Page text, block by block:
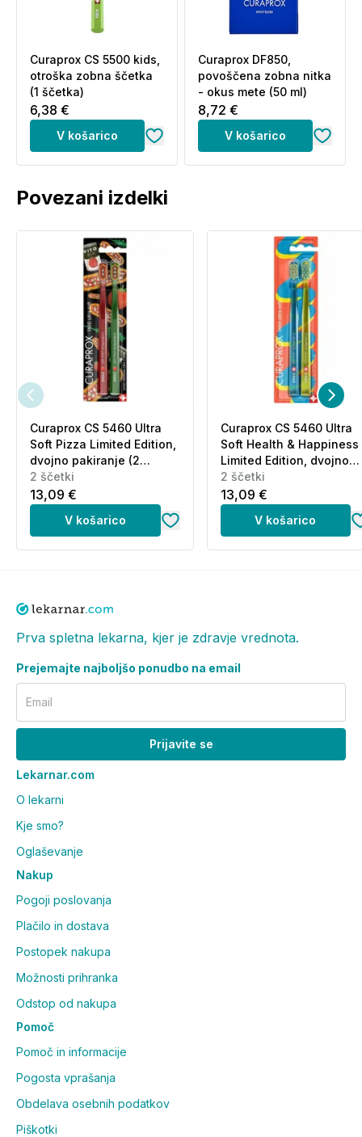
Curaprox CS 5500 kids,
otroška zobna ščetka
(1 ščetka)
6,38 €
V košarico
Curaprox DF850,
povoščena zobna nitka
- okus mete (50 ml)
8,72 €
V košarico
Povezani izdelki
Curaprox CS 5460 Ultra
Soft Pizza Limited Edition,
dvojno pakiranje (2
ščetki)
2 ščetki
13,09 €
V košarico
Curaprox CS 5460 Ultra
Soft Health & Happiness
Limited Edition, dvojno
pakiranje (2 ščetki)
2 ščetki
13,09 €
V košarico
Prva spletna lekarna, kjer je zdravje vrednota.
Prejemajte najboljšo ponudbo na email
Email
Prijavite se
Lekarnar.com
O lekarni
Kje smo?
Oglaševanje
Nakup
Pogoji poslovanja
Plačilo in dostava
Postopek nakupa
Možnosti prihranka
Odstop od nakupa
Pomoč
Pomoč in informacije
Pogosta vprašanja
Obdelava osebnih podatkov
Piškotki